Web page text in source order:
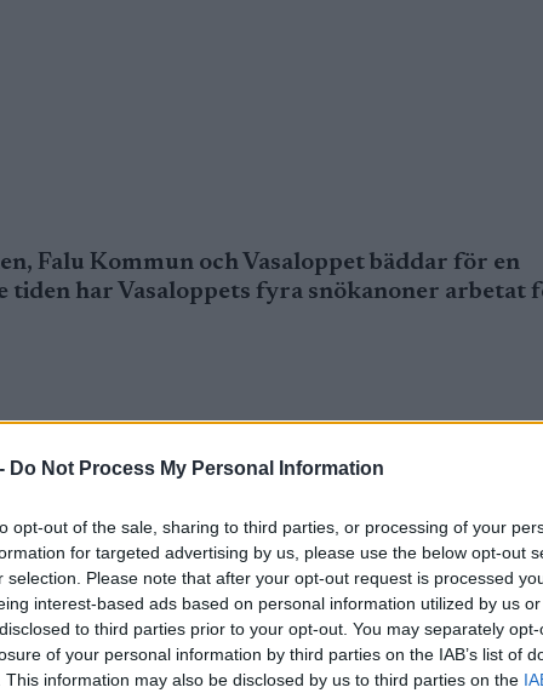
Do Not Process My Personal Information
opt-out of the sale, sharing to third parties, or processing of your
for targeted advertising by us, please use the below opt-out
selection. Please note that after your opt-out request is processed
interest-based ads based on personal information utilized by us
to third parties prior to your opt-out. You may separately
of your personal information by third parties on the IAB’s list of
This information may also be disclosed by us to third parties on the
Falu Kommun och Vasaloppet bäddar för en
tiden har Vasaloppets fyra snökanoner arbetat
Falu Kommun och Vasaloppet bäddar för en
arbetat för högtryck på Lugnet i Falun.
haft med Vasaloppet. De snökanoner som vi fått
genomföra Svenska Skidspelen, säger
i Falun.